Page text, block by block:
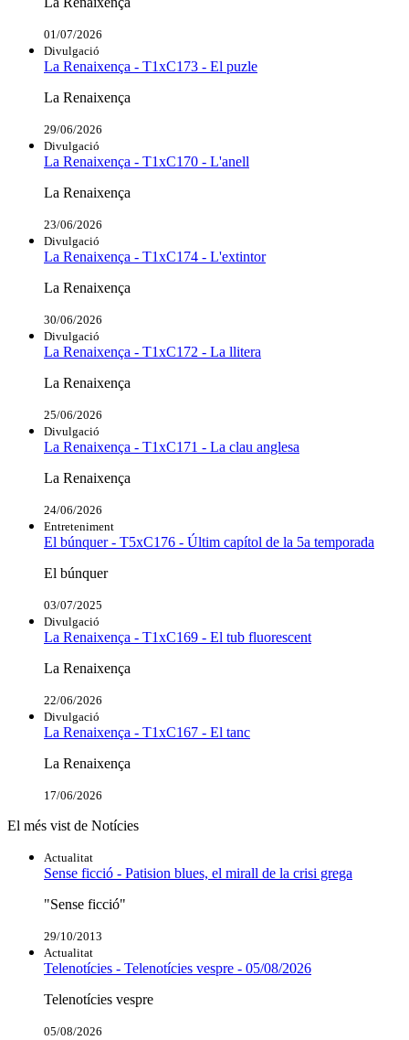
01/07/2026
Divulgació
La Renaixença - T1xC173 - El puzle
La Renaixença
29/06/2026
Divulgació
La Renaixença - T1xC170 - L'anell
La Renaixença
23/06/2026
Divulgació
La Renaixença - T1xC174 - L'extintor
La Renaixença
30/06/2026
Divulgació
La Renaixença - T1xC172 - La llitera
La Renaixença
25/06/2026
Divulgació
La Renaixença - T1xC171 - La clau anglesa
La Renaixença
24/06/2026
Entreteniment
El búnquer - T5xC176 - Últim capítol de la 5a temporada
El búnquer
03/07/2025
Divulgació
La Renaixença - T1xC169 - El tub fluorescent
La Renaixença
22/06/2026
Divulgació
La Renaixença - T1xC167 - El tanc
La Renaixença
17/06/2026
El més vist de Notícies
Actualitat
Sense ficció - Patision blues, el mirall de la crisi grega
"Sense ficció"
29/10/2013
Actualitat
Telenotícies - Telenotícies vespre - 05/08/2026
Telenotícies vespre
05/08/2026